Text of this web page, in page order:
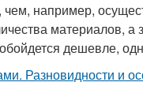
например,
материалов,
дешевле,